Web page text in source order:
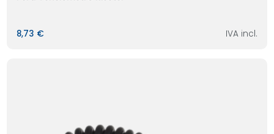
8,73 € IVA incl.